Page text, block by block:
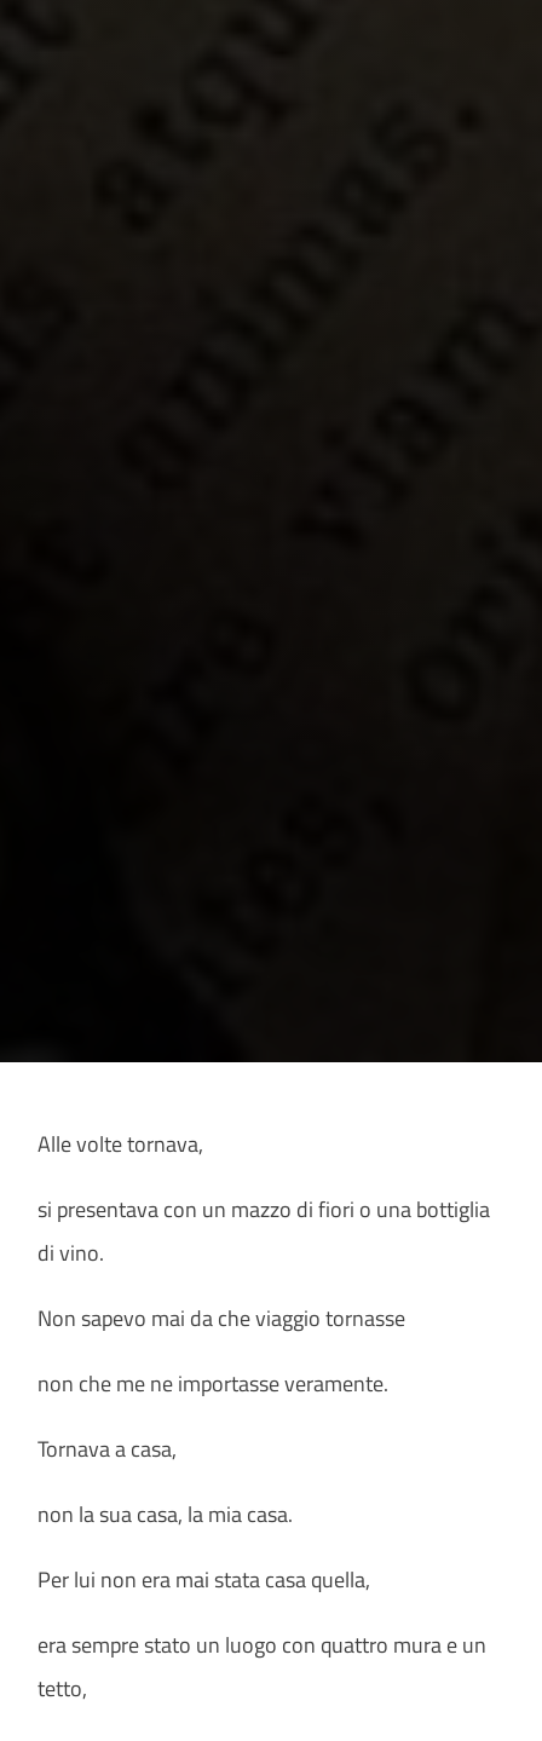
Alle volte tornava,
si presentava con un mazzo di fiori o una bottiglia
di vino.
Non sapevo mai da che viaggio tornasse
non che me ne importasse veramente.
Tornava a casa,
non la sua casa, la mia casa.
Per lui non era mai stata casa quella,
era sempre stato un luogo con quattro mura e un
tetto,